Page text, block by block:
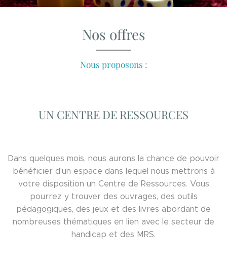
Nos offres
Nous proposons :
UN CENTRE DE RESSOURCES
Dans quelques mois, nous aurons la chance de pouvoir
bénéficier d'un espace dans lequel nous mettrons à
votre disposition un Centre de Ressources. Vous
pourrez y trouver des ouvrages, des outils
pédagogiques, des jeux et des livres abordant de
nombreuses thématiques en lien avec le secteur de
handicap et des MRS.